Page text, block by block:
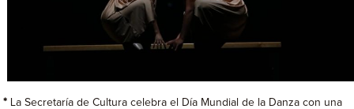
* La Secretaría de Cultura celebra el Día Mundial de la Danza con una